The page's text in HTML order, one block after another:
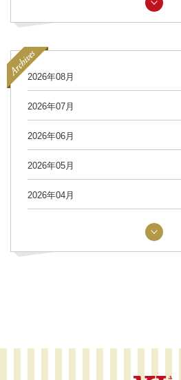
2026年08月
2026年07月
2026年06月
2026年05月
2026年04月